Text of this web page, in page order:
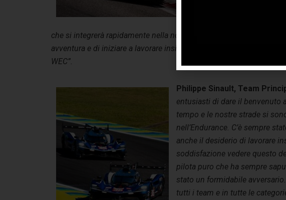
che si integrerà rapidamente nella nostra struttura. Non vediamo
avventura e di iniziare a lavorare insieme per rendere Alpine una
WEC”.
Philippe Sinault, Team
entusiasti di dare il benvenuto
tempo e le nostre strade si
nell’Endurance. C’è sempre
anche il desiderio di lavorare
soddisfazione vedere questo
pilota puro che ha sempre
stato un formidabile
tutti i team e in tutte le